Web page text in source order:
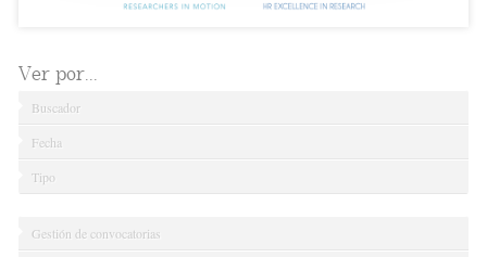
Ver por...
Buscador
Fecha
Tipo
Gestión de convocatorias